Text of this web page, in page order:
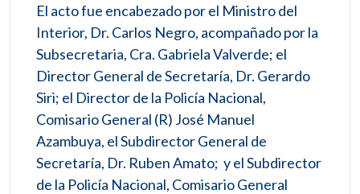
El acto fue encabezado por el Ministro del
Interior, Dr. Carlos Negro, acompañado por la
Subsecretaria, Cra. Gabriela Valverde; el
Director General de Secretaría, Dr. Gerardo
Siri; el Director de la Policía Nacional,
Comisario General (R) José Manuel
Azambuya, el Subdirector General de
Secretaría, Dr. Ruben Amato; y el Subdirector
de la Policía Nacional, Comisario General